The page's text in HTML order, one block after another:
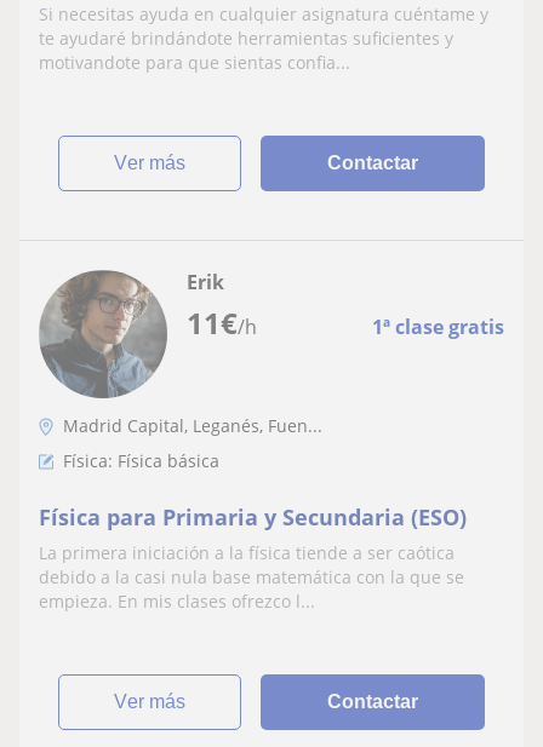
Si necesitas ayuda en cualquier asignatura cuéntame y
te ayudaré brindándote herramientas suficientes y
motivandote para que sientas confia...
ver más Contactar
11€/h 1ª clase gratis
Erik
Madrid Capital, Leganés, Fuen...
Física: Física básica
Física para Primaria y Secundaria (ESO)
La primera iniciación a la física tiende a ser caótica
debido a la casi nula base matemática con la que se
empieza. En mis clases ofrezco l...
ver más Contactar